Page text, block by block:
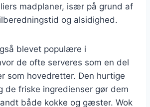
madplaner, især på grund af
og alsidighed.
blevet populære i
de ofte serveres som en del
som hovedretter. Den hurtige
de friske ingredienser gør dem
både kokke og gæster. Wok